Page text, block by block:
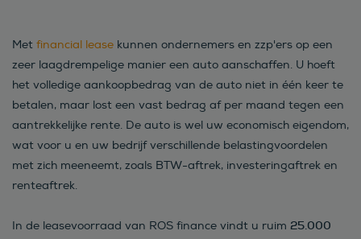
Met financial lease kunnen ondernemers en zzp'ers op een
zeer laagdrempelige manier een auto aanschaffen. U hoeft
het volledige aankoopbedrag van de auto niet in één keer te
betalen, maar lost een vast bedrag af per maand tegen een
aantrekkelijke rente. De auto is wel uw economisch eigendom,
wat voor u en uw bedrijf verschillende belastingvoordelen
met zich meeneemt, zoals BTW-aftrek, investeringaftrek en
renteaftrek.
In de leasevoorraad van ROS finance vindt u ruim 25.000